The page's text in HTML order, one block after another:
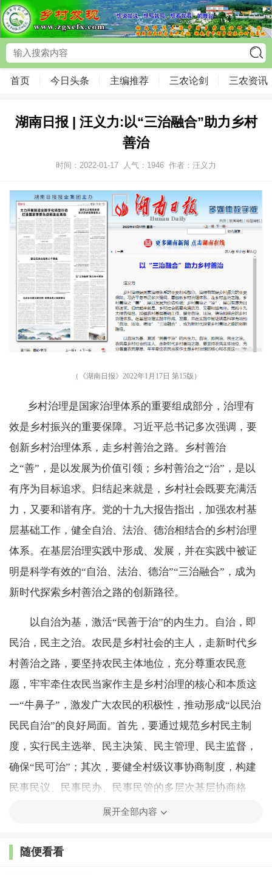
首页 今日头条 主编推荐 三农论剑 三农资讯
湖南日报 | 汪义力:以“三治融合”助力乡村
善治
时间：2022-01-17 人气： 1946 作者：汪义力
（《湖南日报》2022年1月17日 第15版）
乡村治理是国家治理体系的重要组成部分，治理有
效是乡村振兴的重要保障。习近平总书记多次强调，要
创新乡村治理体系，走乡村善治之路。乡村善治
之“善”，是以发展为价值引领；乡村善治之“治”，是以
有序为目标追求。归结起来就是，乡村社会既要充满活
力，又要和谐有序。党的十九大报告指出，加强农村基
层基础工作，健全自治、法治、德治相结合的乡村治理
体系。在基层治理实践中形成、发展，并在实践中被证
明是科学有效的“自治、法治、德治”“三治融合”，成为
新时代探索乡村善治之路的创新路径。
以自治为基，激活“民善于治”的内生力。自治，即
民治，民主之治。农民是乡村社会的主人，走新时代乡
村善治之路，要坚持农民主体地位，充分尊重农民意
愿，牢牢牵住农民当家作主是乡村治理的核心和本质这
一“牛鼻子”，激发广大农民的积极性，推动形成“以民治
民民自治”的良好局面。首先，要通过规范乡村民主制
度，实行民主选举、民主决策、民主管理、民主监督，
确保“民可治”；其次，要健全村级议事协商制度，构建
民事民议、民事民办、民事民管的多层次基层协商格
局，确保“民能治”；再次，要增强村民自我管理、自我
责、人人享有的社会治理共同体，确保“民愿治”。同
展开全部内容
随便看看